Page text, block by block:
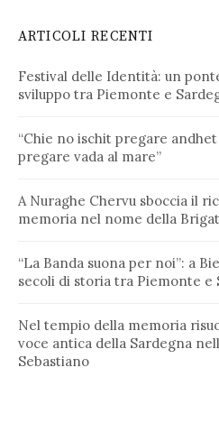
ARTICOLI RECENTI
Festival delle Identità: un
sviluppo tra Piemonte e
“Chie no ischit pregare
pregare vada al mare”
A Nuraghe Chervu sboccia il
memoria nel nome della
“La Banda suona per noi”: a
secoli di storia tra Piemonte e
Nel tempio della memoria
voce antica della Sardegna
Sebastiano